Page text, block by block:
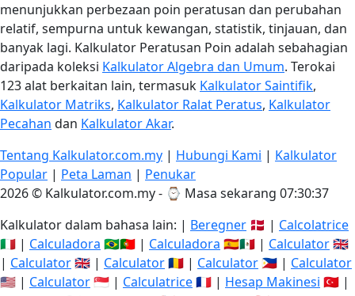
menunjukkan perbezaan poin peratusan dan perubahan
relatif, sempurna untuk kewangan, statistik, tinjauan, dan
banyak lagi. Kalkulator Peratusan Poin adalah sebahagian
daripada koleksi Kalkulator Algebra dan Umum. Terokai
123 alat berkaitan lain, termasuk Kalkulator Saintifik,
Kalkulator Matriks, Kalkulator Ralat Peratus, Kalkulator
Pecahan dan Kalkulator Akar.
Tentang Kalkulator.com.my | Hubungi Kami | Kalkulator
Popular | Peta Laman | Penukar
2026 © Kalkulator.com.my - ⌚ Masa sekarang 07:30:38
Kalkulator dalam bahasa lain: | Beregner 🇩🇰 | Calcolatrice
🇮🇹 | Calculadora 🇧🇷🇵🇹 | Calculadora 🇪🇸🇲🇽 | Calculator🇬🇧
| Calculator🇬🇧 | Calculator🇷🇴 | Calculator 🇵🇭 | Calculator
🇺🇸 | Calculator🇸🇬 | Calculatrice🇫🇷 | Hesap Makinesi 🇹🇷 |